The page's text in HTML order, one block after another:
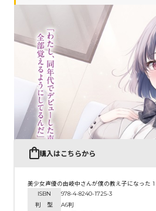
購入はこちらから
美少女声優の由岐中さんが僕の教え子になった 1
ISBN
978-4-8240-1725-3
判 型
A6判